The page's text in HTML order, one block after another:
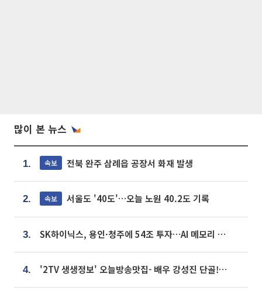
많이 본 뉴스
1. 속보 전북 완주 삼례읍 공장서 화재 발생
2. 속보 서울도 '40도'…오늘 노원 40.2도 기록
3. SK하이닉스, 용인·청주에 54조 투자…AI 메모리 생산기지 키운다
4. '2TV 생생정보' 오늘방송맛집- 배우 강성진 단골! 쌀국수ㆍ푸팟퐁 커리 맛집 '블○○○'